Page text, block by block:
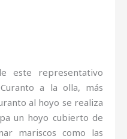
este representativo
a la olla, más
al hoyo se realiza
un hoyo cubierto de
mariscos como las